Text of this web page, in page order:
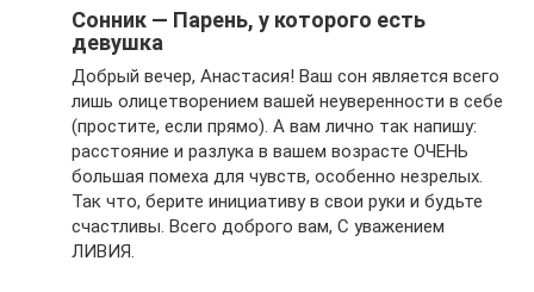
Сонник — Парень, у которого есть
девушка
Добрый вечер, Анастасия! Ваш сон является всего
лишь олицетворением вашей неуверенности в себе
(простите, если прямо). А вам лично так напишу:
расстояние и разлука в вашем возрасте ОЧЕНЬ
большая помеха для чувств, особенно незрелых.
Так что, берите инициативу в свои руки и будьте
счастливы. Всего доброго вам, С уважением
ЛИВИЯ.